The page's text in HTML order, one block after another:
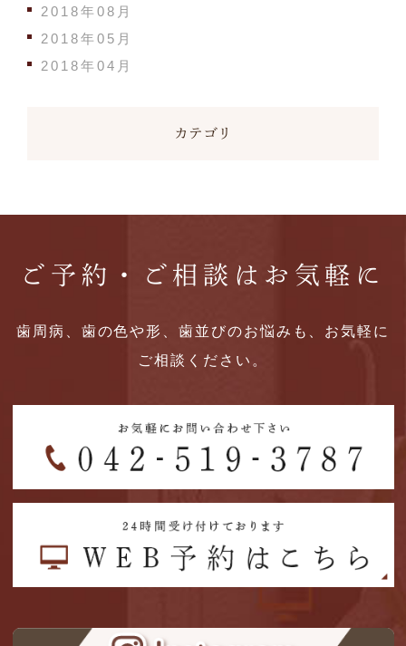
2018年08月
2018年05月
2018年04月
カテゴリ
ご予約・ご相談はお気軽に
歯周病、歯の色や形、歯並びのお悩みも、お気軽に
ご相談ください。